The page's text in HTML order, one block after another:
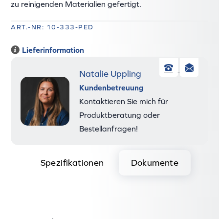
zu reinigenden Materialien gefertigt.
ART.-NR: 10-333-PED
Lieferinformation
Telefon
Natalie Uppling
Kundenbetreuung
Kontaktieren Sie mich für
Produktberatung oder
Bestellanfragen!
Spezifikationen Dokumente